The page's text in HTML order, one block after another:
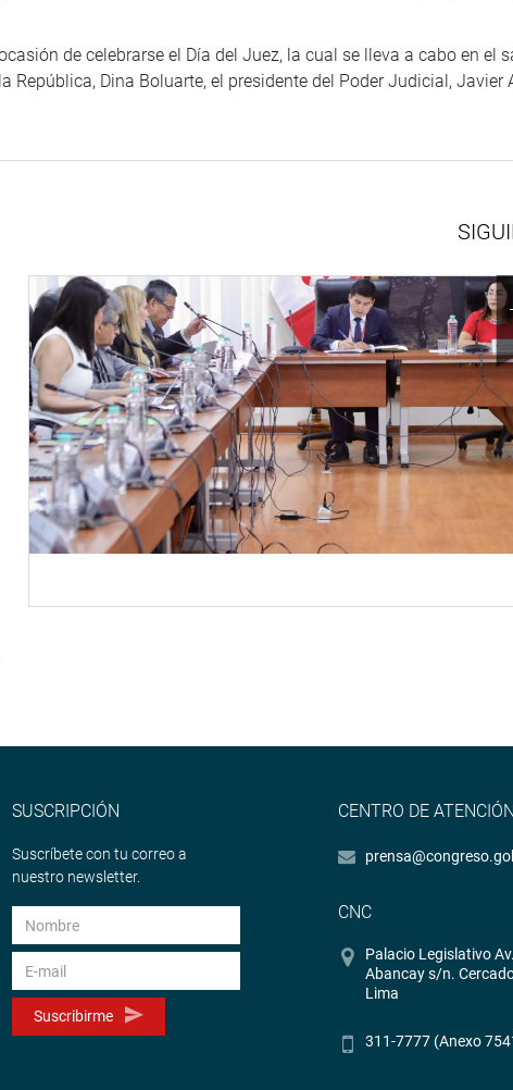
de celebrarse el Día del Juez, la cual se lleva a cabo en el
Dina Boluarte, el presidente del Poder Judicial, Javier
SUSCRIPCIÓN
Suscríbete con tu correo a
nuestro newsletter.
Suscribirme
CENTRO DE ATENCIÓN
CNC
Palacio Legislativo Av.
Abancay s/n.
Lima
311-7777 (Anexo